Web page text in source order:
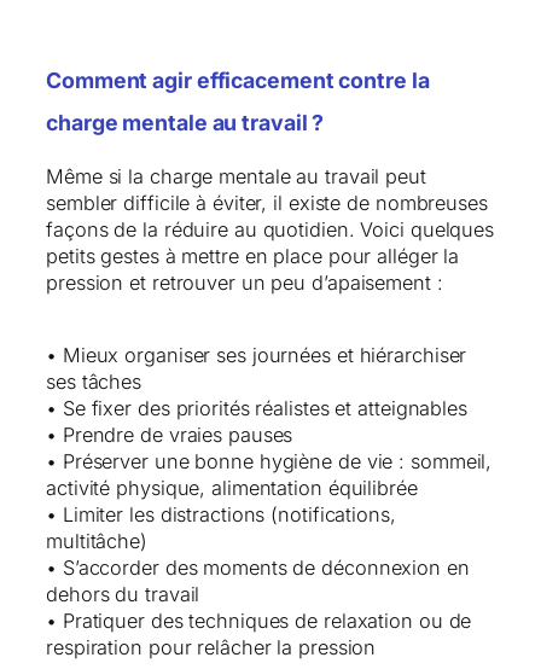
Comment agir efficacement contre la
charge mentale au travail ?
Même si la charge mentale au travail peut
sembler difficile à éviter, il existe de nombreuses
façons de la réduire au quotidien. Voici quelques
petits gestes à mettre en place pour alléger la
pression et retrouver un peu d’apaisement :
• Mieux organiser ses journées et hiérarchiser
ses tâches
• Se fixer des priorités réalistes et atteignables
• Prendre de vraies pauses
• Préserver une bonne hygiène de vie : sommeil,
activité physique, alimentation équilibrée
• Limiter les distractions (notifications,
multitâche)
• S’accorder des moments de déconnexion en
dehors du travail
• Pratiquer des techniques de relaxation ou de
respiration pour relâcher la pression